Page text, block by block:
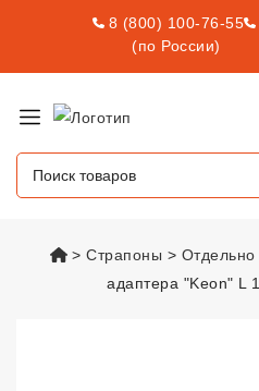
8 (800) 100-76-55
(по России)
vsexshop.ru
Страпоны Отдельно
адаптера "Keon" L